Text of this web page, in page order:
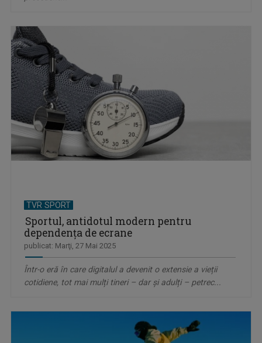
TVR SPORT
Sportul, antidotul modern pentru
dependența de ecrane
publicat: Marţi, 27 Mai 2025
Într-o eră în care digitalul a devenit o extensie a vieții
cotidiene, tot mai mulți tineri – dar și adulți – petrec...